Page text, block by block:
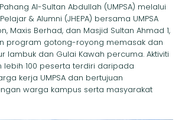
Al-Sultan Abdullah (UMPSA) melalui
& Alumni (JHEPA) bersama UMPSA
Maxis Berhad, dan Masjid Sultan Ahmad 1,
program gotong-royong memasak dan
lambuk dan Gulai Kawah percuma. Aktiviti
lebih 100 peserta terdiri daripada
kerja UMPSA dan bertujuan
warga kampus serta masyarakat